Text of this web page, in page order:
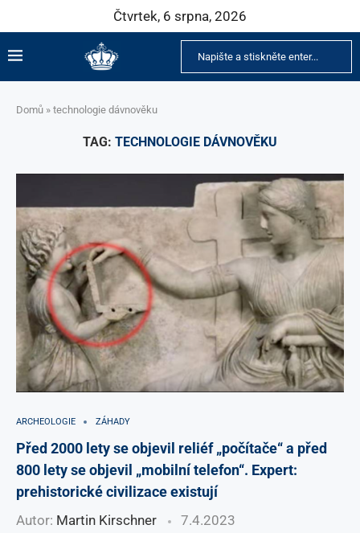
Čtvrtek, 6 srpna, 2026
Domů » technologie dávnověku
TAG: TECHNOLOGIE DÁVNOVĚKU
ARCHEOLOGIE ZÁHADY
Před 2000 lety se objevil reliéf „počítače“ a před
800 lety se objevil „mobilní telefon“. Expert:
prehistorické civilizace existují
Autor: Martin Kirschner 7.4.2023